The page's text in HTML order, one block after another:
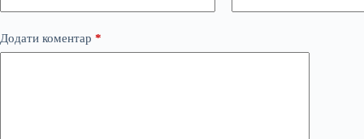
Додати коментар *